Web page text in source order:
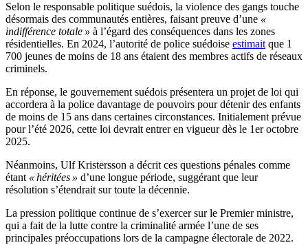
Selon le responsable politique suédois, la violence des gangs touche
désormais des communautés entières, faisant preuve d’une «
indifférence totale » à l’égard des conséquences dans les zones
résidentielles. En 2024, l’autorité de police suédoise estimait que 1
700 jeunes de moins de 18 ans étaient des membres actifs de réseaux
criminels.
En réponse, le gouvernement suédois présentera un projet de loi qui
accordera à la police davantage de pouvoirs pour détenir des enfants
de moins de 15 ans dans certaines circonstances. Initialement prévue
pour l’été 2026, cette loi devrait entrer en vigueur dès le 1er octobre
2025.
Néanmoins, Ulf Kristersson a décrit ces questions pénales comme
étant « héritées » d’une longue période, suggérant que leur
résolution s’étendrait sur toute la décennie.
La pression politique continue de s’exercer sur le Premier ministre,
qui a fait de la lutte contre la criminalité armée l’une de ses
principales préoccupations lors de la campagne électorale de 2022.